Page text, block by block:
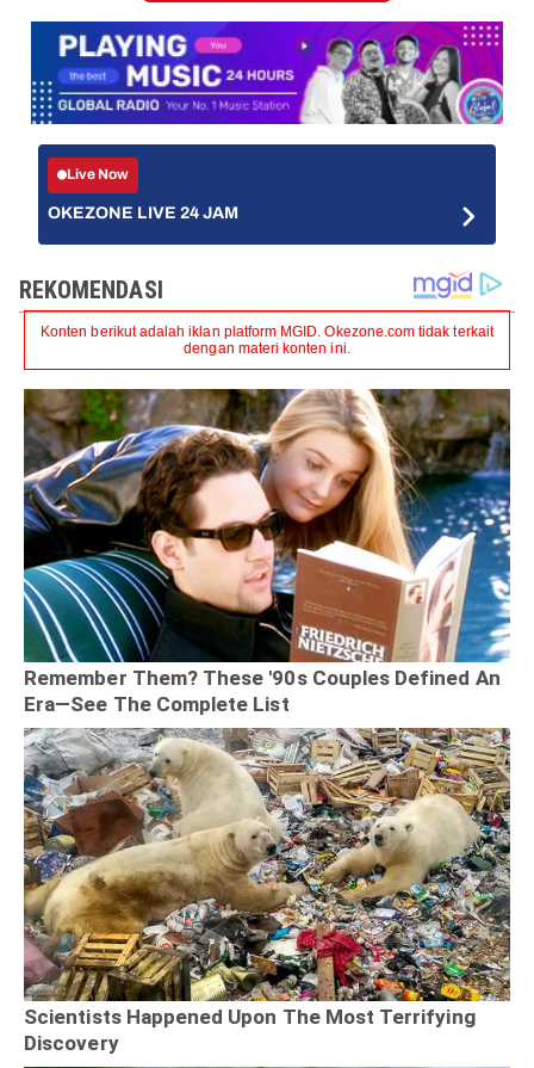
Live Now
OKEZONE LIVE 24 JAM